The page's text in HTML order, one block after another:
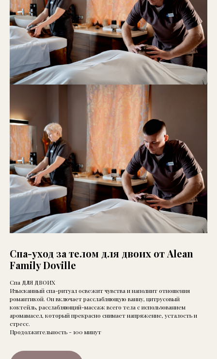
Спа-уход за телом для двоих от Alean
Family Doville
Спа ДЛЯ ДВОИХ
Изысканный спа-ритуал освежит чувства и наполнит отношения
романтикой. Он включает расслабляющую ванну, цитрусовый
коктейль, расслабляющий-массаж всего тела с использованием
аромамасел, который прекрасно снимает напряжение, усталость и
стресс.
Продолжительность - 100 минут